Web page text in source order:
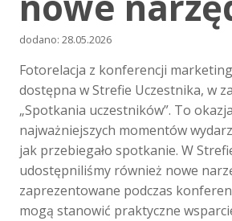
dodano: 28.05.2026
Fotorelacja z konferencji
dostępna w Strefie Uczestnika, w
„Spotkania uczestników”. To
najważniejszych momentów
jak przebiegało spotkanie. W
udostępniliśmy również nowe
zaprezentowane podczas
mogą stanowić praktyczne